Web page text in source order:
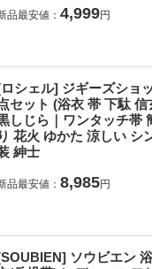
品最安値： 4,999円
シェル] ジギーズショ
セット (浴衣 帯 下駄
しじら｜ワンタッチ帯
り 花火 ゆかた 涼しい シ
紳士
品最安値： 8,985円
ソウビエン